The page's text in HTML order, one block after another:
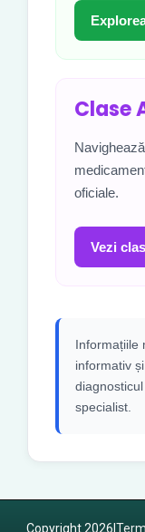
Clase
oficiale.
Vezi
Informațiile
informativ
specialist.
Copyright 2026